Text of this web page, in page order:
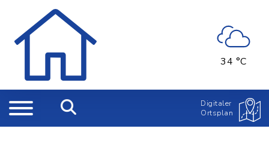
34 °C
Digitaler
Ortsplan